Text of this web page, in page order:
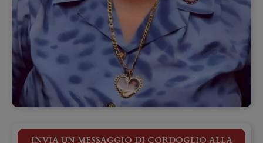
INVIA UN MESSAGGIO DI CORDOGLIO ALLA